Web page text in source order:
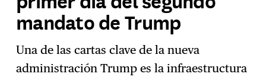
mandato de Trump
Una de las cartas clave de la nueva
administración Trump es la infraestructura